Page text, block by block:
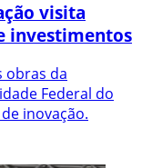
visita
investimentos
obras da
Federal do
inovação.